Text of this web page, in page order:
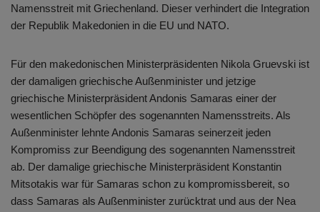
Namensstreit mit Griechenland. Dieser verhindert die Integration
der Republik Makedonien in die EU und NATO.
Für den makedonischen Ministerpräsidenten Nikola Gruevski ist
der damaligen griechische Außenminister und jetzige
griechische Ministerpräsident Andonis Samaras einer der
wesentlichen Schöpfer des sogenannten Namensstreits. Als
Außenminister lehnte Andonis Samaras seinerzeit jeden
Kompromiss zur Beendigung des sogenannten Namensstreit
ab. Der damalige griechische Ministerpräsident Konstantin
Mitsotakis war für Samaras schon zu kompromissbereit, so
dass Samaras als Außenminister zurücktrat und aus der Nea